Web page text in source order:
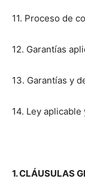
11. Proceso de
12. Garantías
13. Garantías y
14. Ley
1. CLÁUSULAS